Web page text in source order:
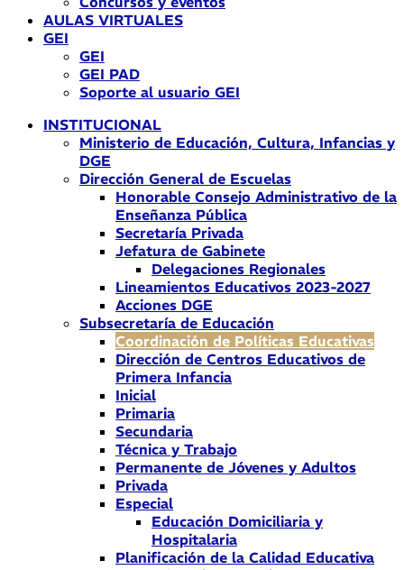
AULAS VIRTUALES
GEI
GEI
GEI PAD
Soporte al usuario GEI
INSTITUCIONAL
Ministerio de Educación, Cultura, Infancias y
DGE
Dirección General de Escuelas
Honorable Consejo Administrativo de la
Enseñanza Pública
Secretaría Privada
Jefatura de Gabinete
Delegaciones Regionales
Lineamientos Educativos 2023-2027
Acciones DGE
Subsecretaría de Educación
Coordinación de Políticas Educativas
Dirección de Centros Educativos de
Primera Infancia
Inicial
Primaria
Secundaria
Técnica y Trabajo
Permanente de Jóvenes y Adultos
Privada
Especial
Educación Domiciliaria y
Hospitalaria
Planificación de la Calidad Educativa